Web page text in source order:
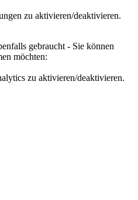
zu aktivieren/deaktivieren.
gebraucht - Sie können
möchten:
zu aktivieren/deaktivieren.